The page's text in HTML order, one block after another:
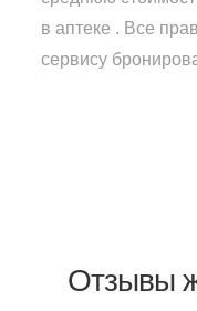
в аптеке . Все
сервису
Отзывы